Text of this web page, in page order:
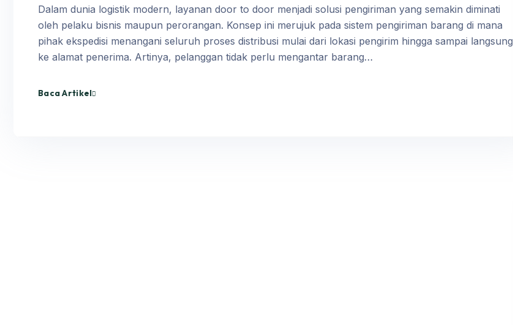
Dalam dunia logistik modern, layanan door to door menjadi solusi pengiriman yang semakin diminati
oleh pelaku bisnis maupun perorangan. Konsep ini merujuk pada sistem pengiriman barang di mana
pihak ekspedisi menangani seluruh proses distribusi mulai dari lokasi pengirim hingga sampai langsung
ke alamat penerima. Artinya, pelanggan tidak perlu mengantar barang…
Baca Artikel